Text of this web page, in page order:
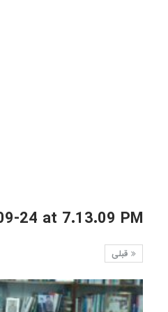
24 at 7.13.09 PM
قبلی